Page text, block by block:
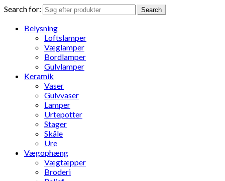
Search for: Search
Belysning
Loftslamper
Væglamper
Bordlamper
Gulvlamper
Keramik
Vaser
Gulvvaser
Lamper
Urtepotter
Stager
Skåle
Ure
Vægophæng
Vægtæpper
Broderi